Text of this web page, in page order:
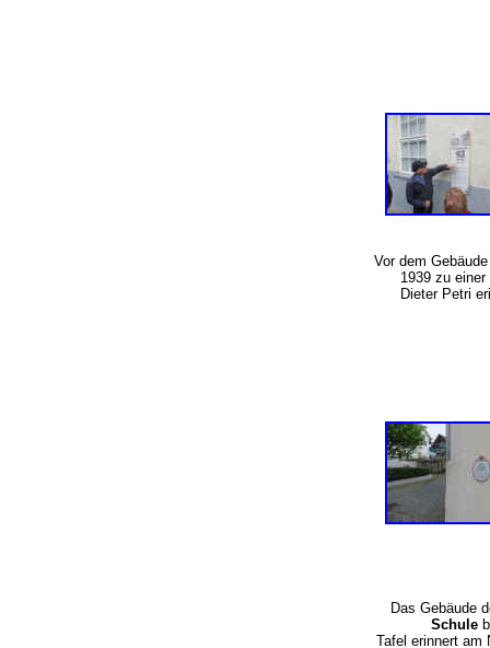
Vor dem
1939 zu
Dieter Petri
Das Gebäude
Schule
Tafel erinnert